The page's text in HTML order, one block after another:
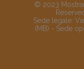
© 2023
Sede legale:
(MB) - Sede